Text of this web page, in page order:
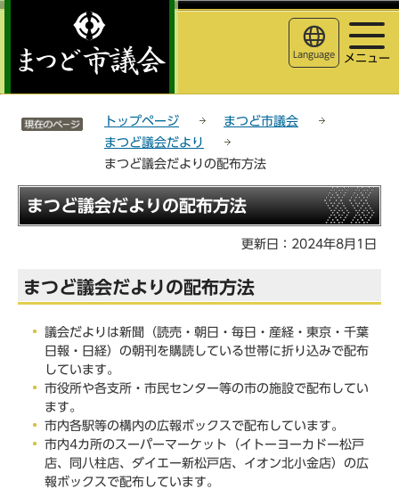
こ
サ
このページの本文へ移動
Language メニュー
サイトメニューここまで
トップページ
まつど市議会
まつど議会だより
まつど議会だよりの配布方法
文
ら
まつど議会だよりの配布方法
更新日：2024年8月1日
まつど議会だよりの配布方法
議会だよりは新聞（読売・朝日・毎日・産経・東京・千葉
日報・日経）の朝刊を購読している世帯に折り込みで配布
しています。
市役所や各支所・市民センター等の市の施設で配布してい
ます。
市内各駅等の構内の広報ボックスで配布しています。
市内4カ所のスーパーマーケット（イトーヨーカドー松戸
店、同八柱店、ダイエー新松戸店、イオン北小金店）の広
報ボックスで配布しています。